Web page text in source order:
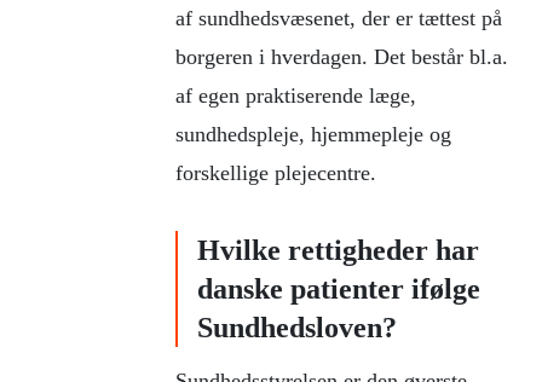
af sundhedsvæsenet, der er tættest på
borgeren i hverdagen. Det består bl.a.
af egen praktiserende læge,
sundhedspleje, hjemmepleje og
forskellige plejecentre.
Hvilke rettigheder har
danske patienter ifølge
Sundhedsloven?